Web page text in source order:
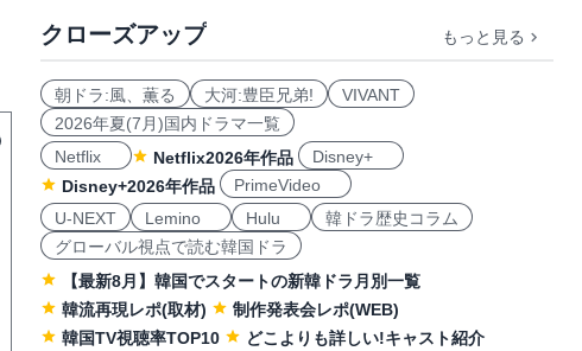
クローズアップ もっと見る
朝ドラ:風、薫る 大河:豊臣兄弟!
VIVANT
2026年夏(7月)国内ドラマ一覧
Netflix
Netflix2026年作品
Disney+
Disney+2026年作品
PrimeVideo
U-NEXT
Lemino Hulu
韓ドラ歴史コラム
グローバル視点で読む韓国ドラ
【最新8月】韓国でスタートの新韓ドラ月別一覧
韓流再現レポ(取材)
制作発表会レポ(WEB)
韓国TV視聴率TOP10
どこよりも詳しい!キャスト紹介